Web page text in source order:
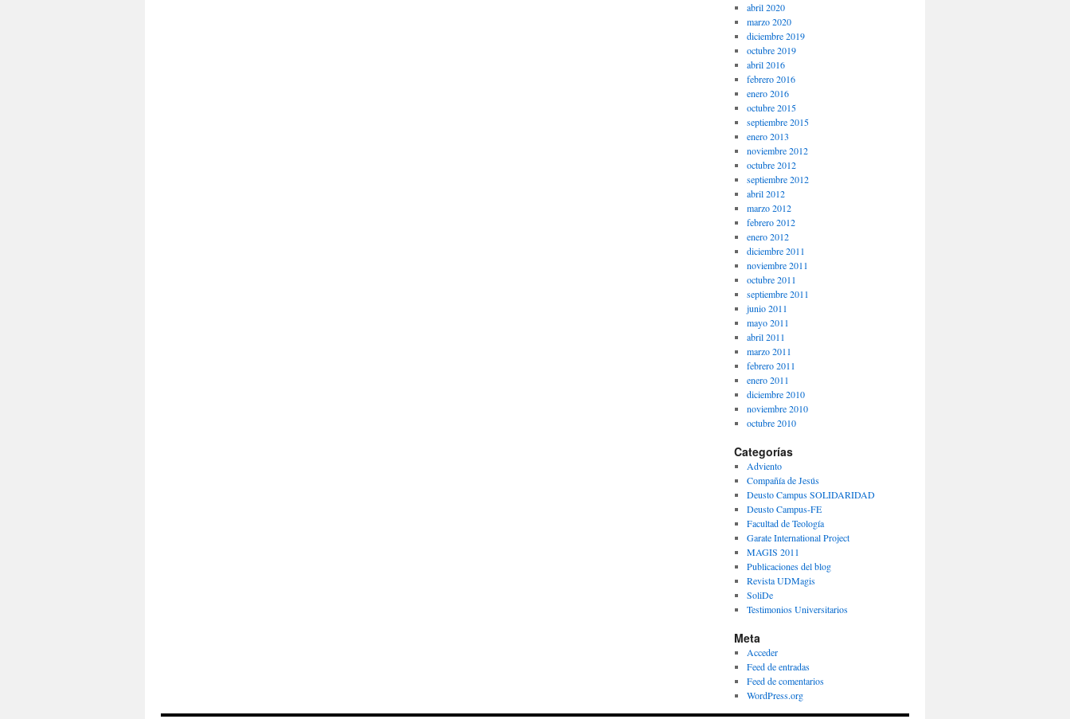
abril 2020
marzo 2020
diciembre 2019
octubre 2019
abril 2016
febrero 2016
enero 2016
octubre 2015
septiembre 2015
enero 2013
noviembre 2012
octubre 2012
septiembre 2012
abril 2012
marzo 2012
febrero 2012
enero 2012
diciembre 2011
noviembre 2011
octubre 2011
septiembre 2011
junio 2011
mayo 2011
abril 2011
marzo 2011
febrero 2011
enero 2011
diciembre 2010
noviembre 2010
octubre 2010
Categorías
Adviento
Compañía de Jesús
Deusto Campus SOLIDARIDAD
Deusto Campus-FE
Facultad de Teología
Garate International Project
MAGIS 2011
Publicaciones del blog
Revista UDMagis
SoliDe
Testimonios Universitarios
Meta
Acceder
Feed de entradas
Feed de comentarios
WordPress.org